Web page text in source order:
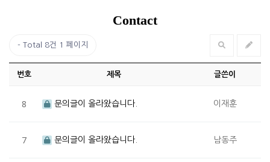
Contact
Total 8건 1 페이지
번호 제목 글쓴이
8 문의글이 올라왔습니다. 이재훈
7 문의글이 올라왔습니다. 남동주